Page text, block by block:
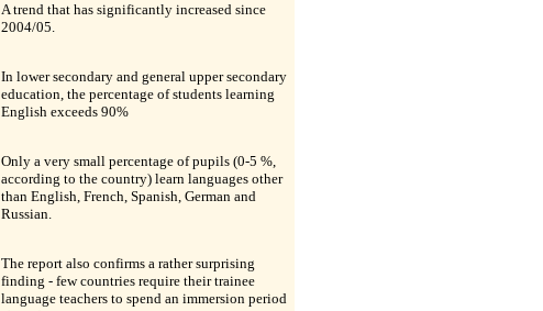
A trend that has significantly increased since
2004/05.
In lower secondary and general upper secondary
education, the percentage of students learning
English exceeds 90%
Only a very small percentage of pupils (0-5 %,
according to the country) learn languages other
than English, French, Spanish, German and
Russian.
The report also confirms a rather surprising
finding - few countries require their trainee
language teachers to spend an immersion period